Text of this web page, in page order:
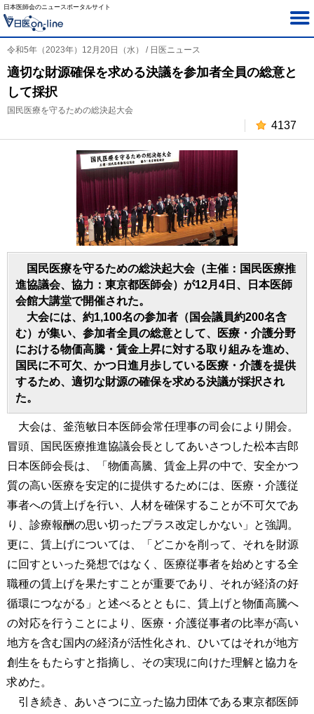
日本医師会のニュースポータルサイト
令和5年（2023年）12月20日（水） / 日医ニュース
適切な財源確保を求める決議を参加者全員の総意と
して採択
国民医療を守るための総決起大会
4137
国民医療を守るための総決起大会（主催：国民医療推
進協議会、協力：東京都医師会）が12月4日、日本医師
会館大講堂で開催された。
大会には、約1,100名の参加者（国会議員約200名含
む）が集い、参加者全員の総意として、医療・介護分野
における物価高騰・賃金上昇に対する取り組みを進め、
国民に不可欠、かつ日進月歩している医療・介護を提供
するため、適切な財源の確保を求める決議が採択され
た。
大会は、釜萢敏日本医師会常任理事の司会により開会。
冒頭、国民医療推進協議会長としてあいさつした松本吉郎
日本医師会長は、「物価高騰、賃金上昇の中で、安全かつ
質の高い医療を安定的に提供するためには、医療・介護従
事者への賃上げを行い、人材を確保することが不可欠であ
り、診療報酬の思い切ったプラス改定しかない」と強調。
更に、賃上げについては、「どこかを削って、それを財源
に回すといった発想ではなく、医療従事者を始めとする全
職種の賃上げを果たすことが重要であり、それが経済の好
循環につながる」と述べるとともに、賃上げと物価高騰へ
の対応を行うことにより、医療・介護従事者の比率が高い
地方を含む国内の経済が活性化され、ひいてはそれが地方
創生をもたらすと指摘し、その実現に向けた理解と協力を
求めた。
引き続き、あいさつに立った協力団体である東京都医師